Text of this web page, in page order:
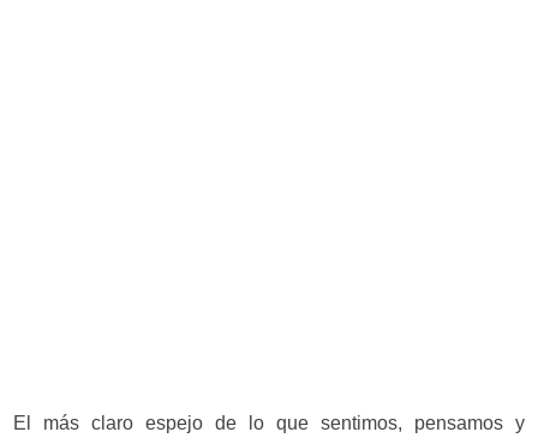
El más claro espejo de lo que sentimos, pensamos y